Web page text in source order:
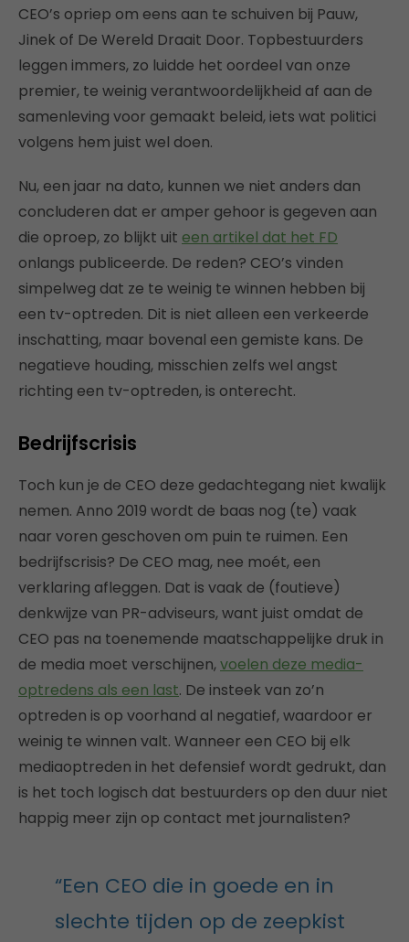
CEO’s opriep om eens aan te schuiven bij Pauw,
Jinek of De Wereld Draait Door. Topbestuurders
leggen immers, zo luidde het oordeel van onze
premier, te weinig verantwoordelijkheid af aan de
samenleving voor gemaakt beleid, iets wat politici
volgens hem juist wel doen.
Nu, een jaar na dato, kunnen we niet anders dan
concluderen dat er amper gehoor is gegeven aan
die oproep, zo blijkt uit een artikel dat het FD
onlangs publiceerde. De reden? CEO’s vinden
simpelweg dat ze te weinig te winnen hebben bij
een tv-optreden. Dit is niet alleen een verkeerde
inschatting, maar bovenal een gemiste kans. De
negatieve houding, misschien zelfs wel angst
richting een tv-optreden, is onterecht.
Bedrijfscrisis
Toch kun je de CEO deze gedachtegang niet kwalijk
nemen. Anno 2019 wordt de baas nog (te) vaak
naar voren geschoven om puin te ruimen. Een
bedrijfscrisis? De CEO mag, nee moét, een
verklaring afleggen. Dat is vaak de (foutieve)
denkwijze van PR-adviseurs, want juist omdat de
CEO pas na toenemende maatschappelijke druk in
de media moet verschijnen,voelen deze media-
optredens als een last. De insteek van zo’n
optreden is op voorhand al negatief, waardoor er
weinig te winnen valt. Wanneer een CEO bij elk
mediaoptreden in het defensief wordt gedrukt, dan
is het toch logisch dat bestuurders op den duur niet
happig meer zijn op contact met journalisten?
“Een CEO die in goede en in
slechte tijden op de zeepkist